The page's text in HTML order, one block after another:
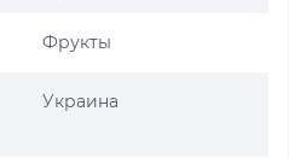
Фрукты
Украина